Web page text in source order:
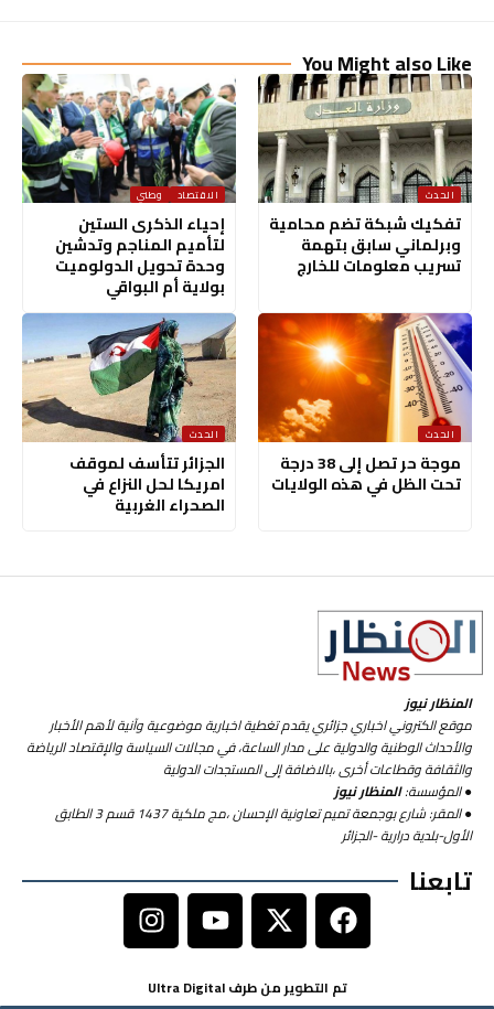
You Might also Like
الحدث
تفكيك شبكة تضم محامية
وبرلماني سابق بتهمة
تسريب معلومات للخارج
الاقتصاد وطني
إحياء الذكرى الستين
لتأميم المناجم وتدشين
وحدة تحويل الدولوميت
بولاية أم البواقي
الحدث
موجة حر تصل إلى 38 درجة
تحت الظل في هذه الولايات
الحدث
الجزائر تتأسف لموقف
امريكا لحل النزاع في
الصحراء الغربية
المنظار نيوز
موقع الكتروني اخباري جزائري يقدم تغطية اخبارية موضوعية وآنية لأهم الأخبار
والأحداث الوطنية والدولية على مدار الساعة، في مجالات السياسة والإقتصاد الرياضة
والثقافة وقطاعات أخرى ،بالاضافة إلى المستجدات الدولية
● المؤسسة:المنظار نيوز
● المقر: شارع بوجمعة تميم تعاونية الإحسان ،مج ملكية 1437 قسم 3 الطابق
الأول-بلدية درارية -الجزائر
تابعنا
تم التطوير من طرف Ultra Digital